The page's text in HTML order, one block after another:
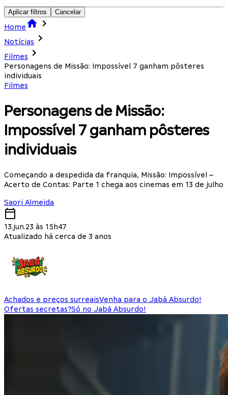
Aplicar filtros Cancelar
Home
Notícias
Filmes
Personagens de Missão: Impossível 7 ganham pôsteres
individuais
Filmes
Personagens de Missão:
Impossível 7 ganham pôsteres
individuais
Começando a despedida da franquia, Missão: Impossível –
Acerto de Contas: Parte 1 chega aos cinemas em 13 de julho
Saori Almeida
13.jun.23 às 15h47
Atualizado há cerca de 3 anos
Achados e preços surreaisVenha para o Jabá Absurdo!
Ofertas secretas?Só no Jabá Absurdo!